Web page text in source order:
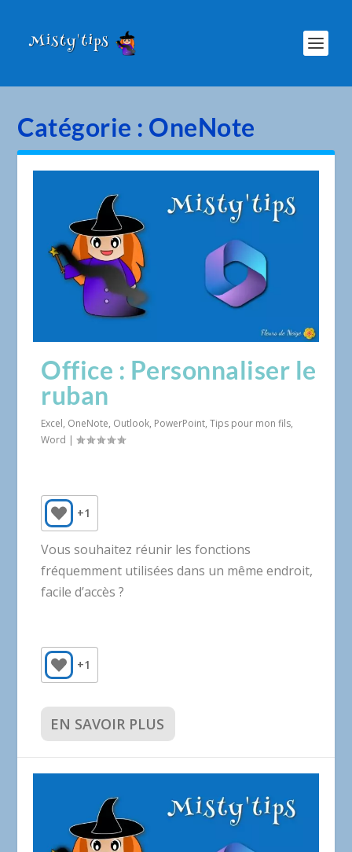
Catégorie : OneNote
Office : Personnaliser le
ruban
Excel, OneNote, Outlook, PowerPoint,Tips pour mon fils,
Word |
+1
Vous souhaitez réunir les fonctions
fréquemment utilisées dans un même endroit,
facile d’accès ?
+1
EN SAVOIR PLUS